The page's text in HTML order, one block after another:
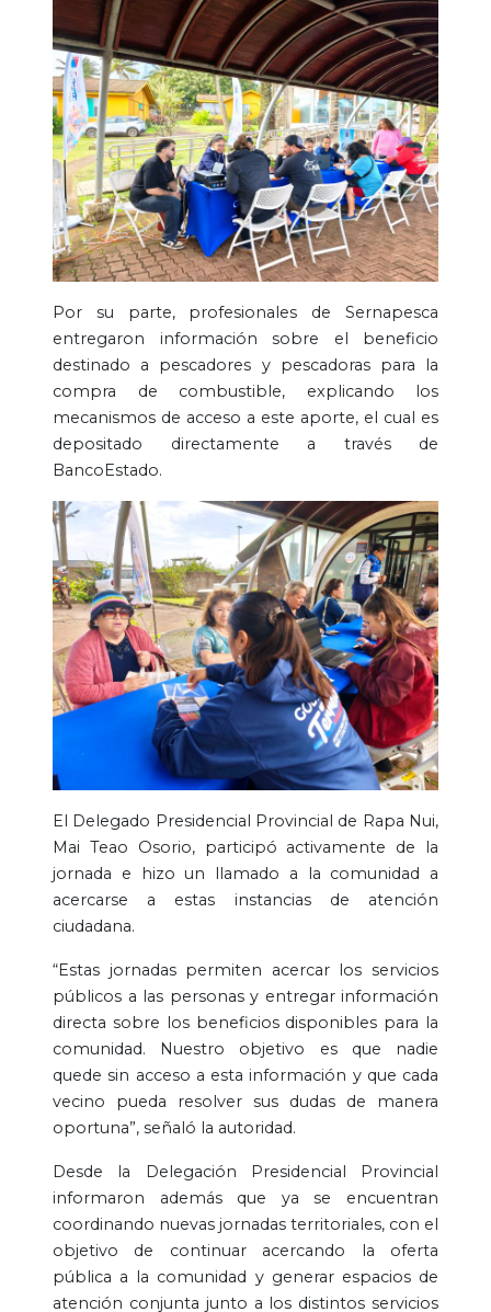
Por su parte, profesionales de Sernapesca
entregaron información sobre el beneficio
destinado a pescadores y pescadoras para la
compra de combustible, explicando los
mecanismos de acceso a este aporte, el cual es
depositado directamente a través de
BancoEstado.
El Delegado Presidencial Provincial de Rapa Nui,
Mai Teao Osorio, participó activamente de la
jornada e hizo un llamado a la comunidad a
acercarse a estas instancias de atención
ciudadana.
“Estas jornadas permiten acercar los servicios
públicos a las personas y entregar información
directa sobre los beneficios disponibles para la
comunidad. Nuestro objetivo es que nadie
quede sin acceso a esta información y que cada
vecino pueda resolver sus dudas de manera
oportuna”, señaló la autoridad.
Desde la Delegación Presidencial Provincial
informaron además que ya se encuentran
coordinando nuevas jornadas territoriales, con el
objetivo de continuar acercando la oferta
pública a la comunidad y generar espacios de
atención conjunta junto a los distintos servicios